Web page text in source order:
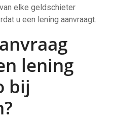
elke geldschieter
u een lening aanvraagt.
lening
bij